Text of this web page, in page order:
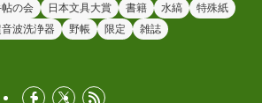
帖の会 日本文具大賞 書籍 水縞
特殊紙
音波洗浄器 野帳 限定 雑誌